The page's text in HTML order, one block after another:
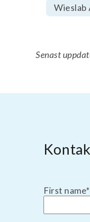
Wieslab
Senast
First name*